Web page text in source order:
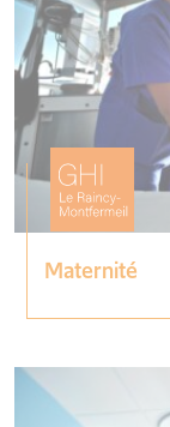
Maternité